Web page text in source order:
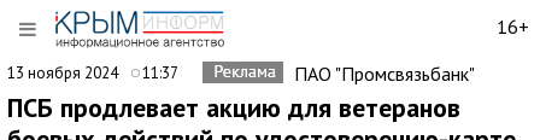
16+
13 ноября 2024 11:37 ПАО "Промсвязьбанк"
ПСБ продлевает акцию для ветеранов